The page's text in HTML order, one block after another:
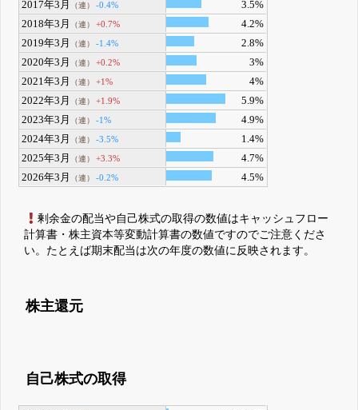
2017年3月
（連） -0.4%
3.5%
2018年3月
（連） +0.7%
4.2%
2019年3月
（連） -1.4%
2.8%
2020年3月
（連） +0.2%
3%
2021年3月
（連） +1%
4%
2022年3月
（連） +1.9%
5.9%
2023年3月
（連） -1%
4.9%
2024年3月
（連） -3.5%
1.4%
2025年3月
（連） +3.3%
4.7%
2026年3月
（連） -0.2% 4.5%
剰余金の配当や自己株式の取得の数値はキャッシュフロー
計算書・株主資本等変動計算書の数値ですのでご注意くださ
い。たとえば期末配当は次の年度の数値に反映されます。
株主還元
自己株式の取得